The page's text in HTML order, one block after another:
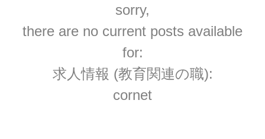
コンクール
求人情報 (教育関連の職): トランペット
講習会: トランペット (7)
degree courses: トランペット
sorry,
there are no current posts available
for:
求人情報 (教育関連の職):
cornet